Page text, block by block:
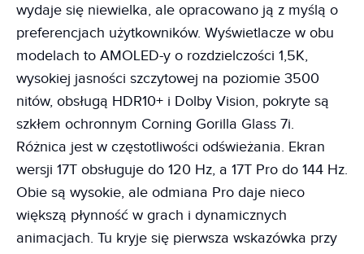
wydaje się niewielka, ale opracowano ją z myślą o
preferencjach użytkowników. Wyświetlacze w obu
modelach to AMOLED-y o rozdzielczości 1,5K,
wysokiej jasności szczytowej na poziomie 3500
nitów, obsługą HDR10+ i Dolby Vision, pokryte są
szkłem ochronnym Corning Gorilla Glass 7i.
Różnica jest w częstotliwości odświeżania. Ekran
wersji 17T obsługuje do 120 Hz, a 17T Pro do 144 Hz.
Obie są wysokie, ale odmiana Pro daje nieco
większą płynność w grach i dynamicznych
animacjach. Tu kryje się pierwsza wskazówka przy